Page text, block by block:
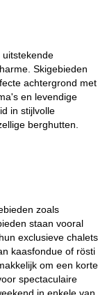
uitstekende
Skigebieden
achtergrond met
en levendige
in stijlvolle
berghutten.
zoals
staan vooral
exclusieve chalets
kaasfondue of rösti
om een korte
spectaculaire